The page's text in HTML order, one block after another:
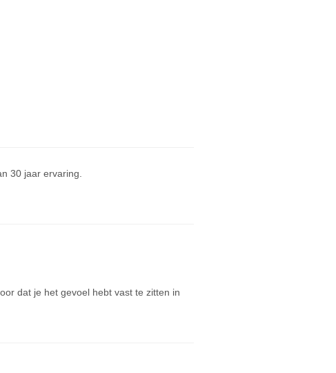
30 jaar ervaring.
dat je het gevoel hebt vast te zitten in